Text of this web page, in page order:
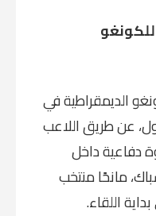
الديمقراطية في
الأول، عن طريق اللاعب
دفاعية داخل
مانحًا منتخب
اللقاء.